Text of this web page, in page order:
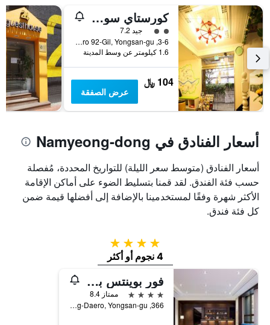
الأسبوع
خلال
آخر
3
أيام
محور
Y
الذي
يعرض
متوسط
سعر
غرفة
كورستاي سوكميونج وومانز اونيف - كامباس أكوموديشن
تقييم فئة 2
جيد 7.2
3-6, Hangang-Daero 92-Gil, Yongsan-gu, سيول, كوريا الجنوبية
1.6 كيلومتر عن وسط المدينة
104 ﷼
عرض الصفقة
أسعار الفنادق في Namyeong-dong
أسعار الفنادق (متوسط سعر الليلة) للتواريخ المحددة، مُفصلة
حسب فئة الفندق. لقد قمنا بتسليط الضوء على أماكن الإقامة
الأكثر شهرة وفقًا لمستخدمينا بالإضافة إلى أفضلها قيمة ضمن
كل فئة فندق.
4 نجوم
4 نجوم أو أكثر
فور بوينتس باي شيراتون جوسون، سول ستيشن
4 نجوم
ممتاز 8.4
366, Hangang-Daero, Yongsan-gu, سيول, كوريا الجنوبية